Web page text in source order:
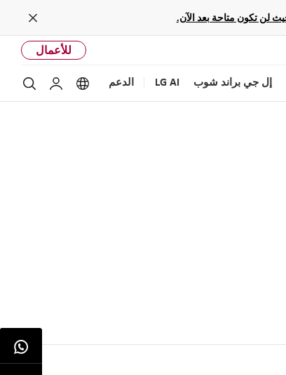
Close
للأعمال
إل جي براند شوب LG AI الدعم optionsحساب